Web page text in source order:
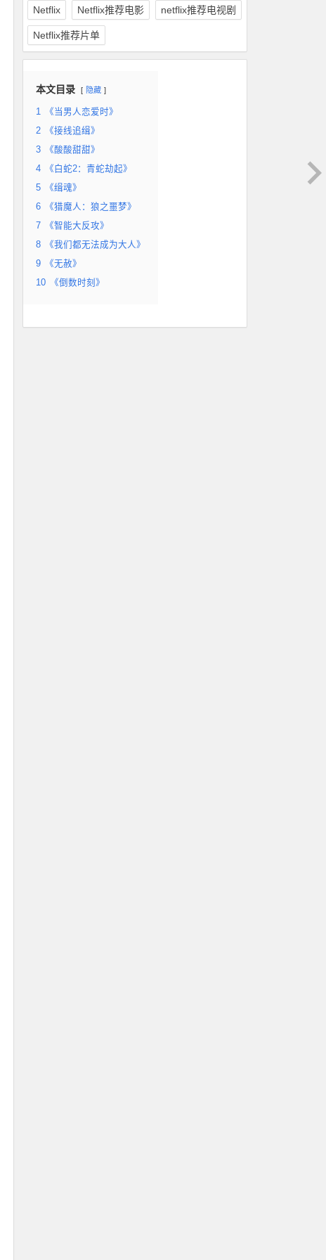
Netflix Netflix推荐电影 netflix推荐电视剧
Netflix推荐片单
本文目录 隐藏
1
《当男人恋爱时》
2
《接线追缉》
3
《酸酸甜甜》
4
《白蛇2：青蛇劫起》
5
《缉魂》
6
《猎魔人：狼之噩梦》
7
《智能大反攻》
8
《我们都无法成为大人》
9
《无赦》
10
《倒数时刻》